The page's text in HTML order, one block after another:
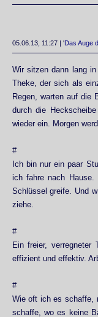
05.06.13, 11:27 | 'Das Auge
Wir sitzen dann lang
Theke, der sich als
Regen, warten auf die
durch die
wieder ein. Morgen
#
Ich bin nur ein paar
ich fahre nach
Schlüssel greife. Und
ziehe.
#
Ein freier,
effizient und effektiv.
#
Wie oft ich es schaffe,
schaffe, wo es keine